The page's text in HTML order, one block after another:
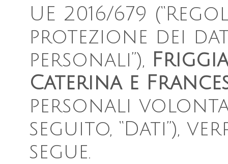
UE 2016/679
protezione dei
personali”),
Caterina e
personali
seguito, “Dati”),
segue.